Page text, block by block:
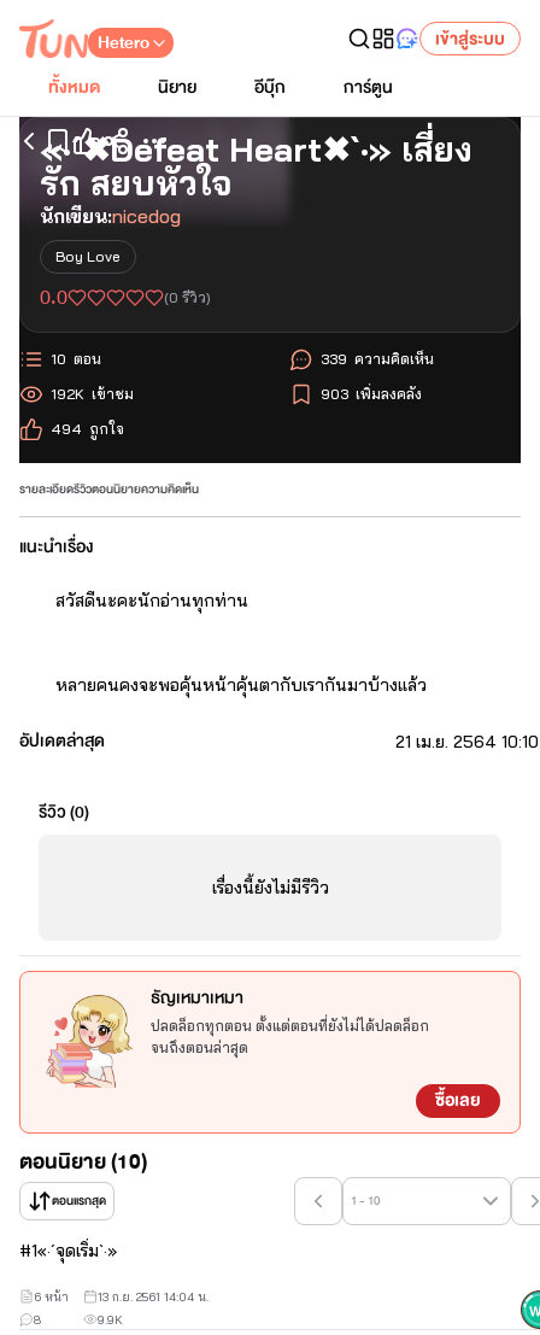
Hetero
เข้าสู่ระบบ
ทั้งหมด
นิยาย อีบุ๊ก การ์ตูน
เริ่มอ่านตอนแรก
«·´✖Defeat Heart✖`·» เสี่ยง
รัก สยบหัวใจ
นักเขียน:nicedog
Boy Love
0.0 (0 รีวิว)
ตอน
10
เข้าชม
192K
ถูกใจ
494
ความคิดเห็น
339
เพิ่มลงคลัง
903
รายละเอียดรีวิวตอนนิยายความคิดเห็น
แนะนำเรื่อง
สวัสดีนะคะนักอ่านทุกท่าน
หลายคนคงจะพอคุ้นหน้าคุ้นตากับเรากันมาบ้างแล้ว
เรื่องใหม่ในแนวที่เราไม่เคยแต่งมาก่อนซึ่งจะออกแนวดาร์กๆ หน่อย แต่
ความรักระหว่างเจ้าพ่อค้าอาวุธXนักฆ่าชื่อดังที่ไม่มีใครล่วงรู้ตัวตน
มาก่อน
เรื่องราวทั้งหมดจะเป็นอย่างไรสามารถติดตามได้เลยค่าา
หวังว่าทุกคนจะถูกใจผลงานใหม่ของเราด้วยนะคะ
นิยายที่แต่ง
ภาค1 ✥ Jurassic Heart ✥ดวงใจ กลายพันธุ์รัก
อัปเดตล่าสุด 21 เม.ย. 2564
รีวิว (0)
เรื่องนี้ยังไม่มีรีวิว
ธัญเหมาเหมา
ปลดล็อกทุกตอน ตั้งแต่ตอนที่ยังไม่ได้ปลดล็อก
จนถึงตอนล่าสุด
ซื้อเลย
ตอนนิยาย (10)
ตอนแรกสุด 1 - 10
#1«·´จุดเริ่ม`·»
9.9K
8
6 หน้า 13 ก.ย. 2561 14:04 น.